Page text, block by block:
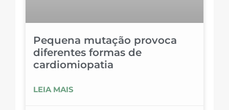
Pequena mutação provoca
diferentes formas de
cardiomiopatia
LEIA MAIS